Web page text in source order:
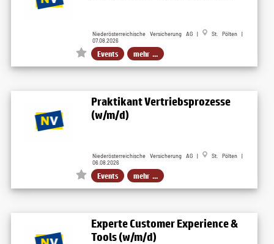
Niederösterreichische Versicherung AG |
St. Pölten |
07.08.2026
Events mehr ...
Praktikant Vertriebsprozesse
(w/m/d)
Niederösterreichische Versicherung AG |
St. Pölten |
06.08.2026
Events mehr ...
Experte Customer Experience &
Tools (w/m/d)